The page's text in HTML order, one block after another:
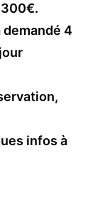
4
infos à